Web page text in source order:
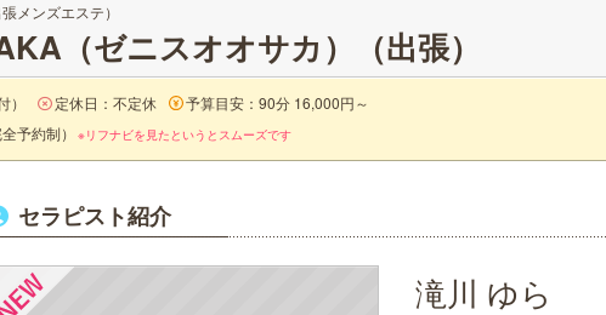
メンズエステ）
（ゼニスオオサカ）（出張）
定休日：不定休
予算目安：90分 16,000円～
全予約制） ※リフナビを見たというとスムーズです
セラピスト紹介
滝川 ゆら